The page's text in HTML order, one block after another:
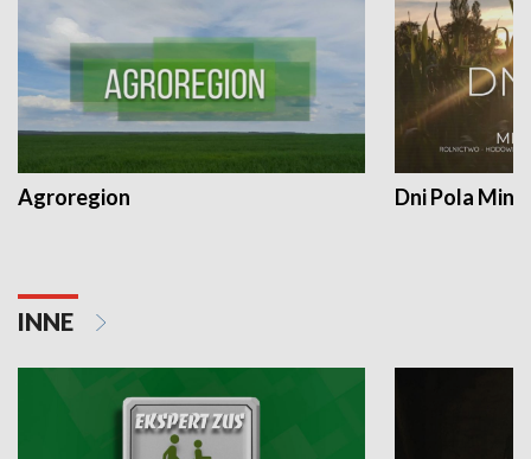
Agroregion Dni Pola
INNE